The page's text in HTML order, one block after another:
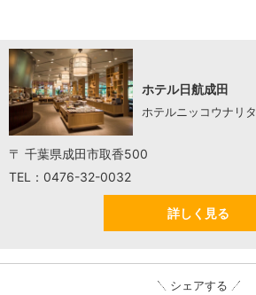
ホテル日航成田
ホテルニッコウナリタ
〒 千葉県成田市取香500
TEL：0476-32-0032
詳しく見る
シェアする